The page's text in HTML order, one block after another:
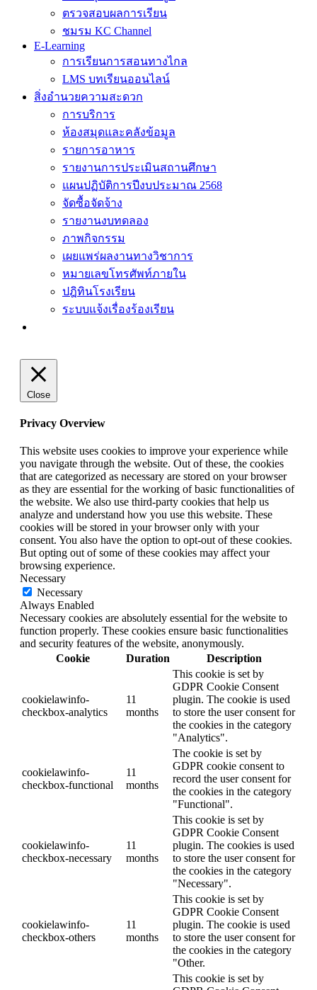
ตรวจสอบผลการเรียน
ชมรม KC Channel
E-Learning
การเรียนการสอนทางไกล
LMS บทเรียนออนไลน์
สิ่งอำนวยความสะดวก
การบริการ
ห้องสมุดและคลังข้อมูล
รายการอาหาร
รายงานการประเมินสถานศึกษา
แผนปฏิบัติการปีงบประมาณ 2568
จัดซื้อจัดจ้าง
รายงานงบทดลอง
ภาพกิจกรรม
เผยแพร่ผลงานทางวิชาการ
หมายเลขโทรศัพท์ภายใน
ปฎิทินโรงเรียน
ระบบแจ้งเรื่องร้องเรียน
Close
Privacy Overview
This website uses cookies to improve your experience while
you navigate through the website. Out of these, the cookies
that are categorized as necessary are stored on your browser
as they are essential for the working of basic functionalities of
the website. We also use third-party cookies that help us
analyze and understand how you use this website. These
cookies will be stored in your browser only with your
consent. You also have the option to opt-out of these cookies.
But opting out of some of these cookies may affect your
browsing experience.
Necessary
Necessary
Always Enabled
Necessary cookies are absolutely essential for the website to
function properly. These cookies ensure basic functionalities
and security features of the website, anonymously.
Cookie
Duration Description
cookielawinfo-
checkbox-analytics
11
months
This cookie is set by
GDPR Cookie Consent
plugin. The cookie is used
to store the user consent for
the cookies in the category
"Analytics".
cookielawinfo-
checkbox-functional
11
months
The cookie is set by
GDPR cookie consent to
record the user consent for
the cookies in the category
"Functional".
cookielawinfo-
checkbox-necessary
11
months
This cookie is set by
GDPR Cookie Consent
plugin. The cookies is used
to store the user consent for
the cookies in the category
"Necessary".
cookielawinfo-
checkbox-others
11
months
This cookie is set by
GDPR Cookie Consent
plugin. The cookie is used
to store the user consent for
the cookies in the category
"Other.
This cookie is set by